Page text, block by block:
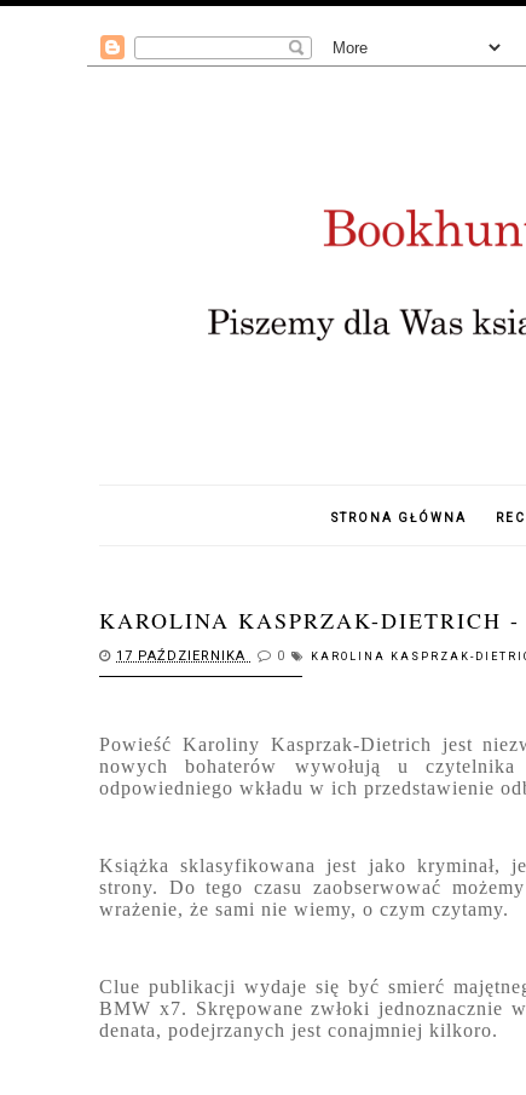
STRONA GŁÓWNA
KAROLINA KASPRZAK-DIETRICH -
17 PAŹDZIERNIKA 0 KAROLINA KASPRZAK-
Powieść Karoliny Kasprzak-Dietrich jest
nowych bohaterów wywołują u
odpowiedniego wkładu w ich przedstawienie
Książka sklasyfikowana jest jako kryminał,
strony. Do tego czasu zaobserwować
wrażenie, że sami nie wiemy, o czym czytamy.
Clue publikacji wydaje się być smierć
BMW x7. Skrępowane zwłoki jednoznacznie
denata, podejrzanych jest conajmniej kilkoro.